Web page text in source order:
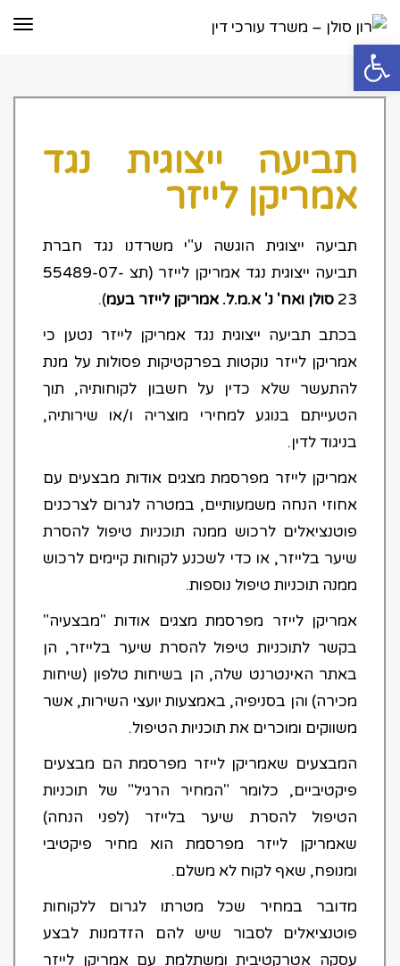
פתח סרגל נגישות
תביעה ייצוגית נגד
אמריקן לייזר
תביעה ייצוגית הוגשה ע"י משרדנו נגד חברת
תביעה ייצוגית נגד אמריקן לייזר (תצ 55489-07-
23 סולן ואח' נ' א.מ.ל. אמריקן לייזר בעמ).
בכתב תביעה ייצוגית נגד אמריקן לייזר נטען כי
אמריקן לייזר נוקטות בפרקטיקות פסולות על מנת
להתעשר שלא כדין על חשבון לקוחותיה, תוך
הטעייתם בנוגע למחירי מוצריה ו/או שירותיה,
בניגוד לדין.
אמריקן לייזר מפרסמת מצגים אודות מבצעים עם
אחוזי הנחה משמעותיים, במטרה לגרום לצרכנים
פוטנציאלים לרכוש ממנה תוכניות טיפול להסרת
שיער בלייזר, או כדי לשכנע לקוחות קיימים לרכוש
ממנה תוכניות טיפול נוספות.
אמריקן לייזר מפרסמת מצגים אודות "מבצעיה"
בקשר לתוכניות טיפול להסרת שיער בלייזר, הן
באתר האינטרנט שלה, הן בשיחות טלפון (שיחות
מכירה) והן בסניפיה, באמצעות יועצי השירות, אשר
משווקים ומוכרים את תוכניות הטיפול.
המבצעים שאמריקן לייזר מפרסמת הם מבצעים
פיקטיביים, כלומר "המחיר הרגיל" של תוכניות
הטיפול להסרת שיער בלייזר (לפני הנחה)
שאמריקן לייזר מפרסמת הוא מחיר פיקטיבי
ומנופח, שאף לקוח לא משלם.
מדובר במחיר שכל מטרתו לגרום ללקוחות
פוטנציאלים לסבור שיש להם הזדמנות לבצע
עסקה אטרקטיבית ומשתלמת עם אמריקן לייזר